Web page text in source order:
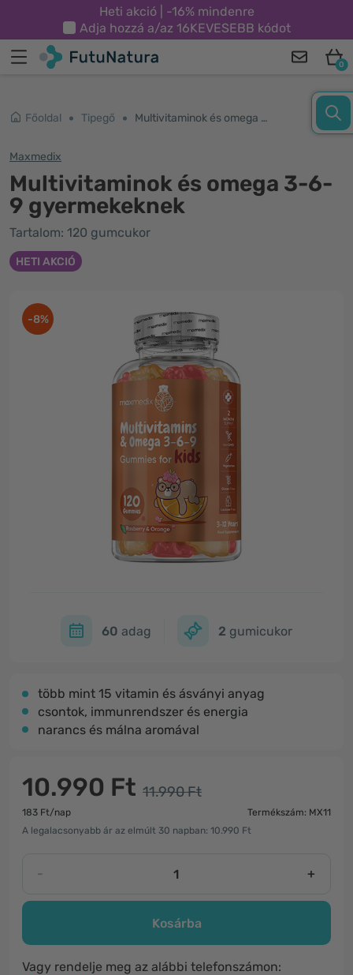
Heti akció | -16% mindenre
Adja hozzá a/az 16KEVESEBB kódot
0
Főoldal Tipegő Multivitaminok és omega 3-6-9 gyermekeknek
Maxmedix
Multivitaminok és omega 3-6-
9 gyermekeknek
Tartalom: 120 gumcukor
HETI AKCIÓ
-8%
60 adag 2 gumicukor
több mint 15 vitamin és ásványi anyag
csontok, immunrendszer és energia
narancs és málna aromával
10.990 Ft 11.990 Ft
183 Ft/nap
Termékszám: MX11
A legalacsonyabb ár az elmúlt 30 napban: 10.990 Ft
- +
Kosárba
Vagy rendelje meg az alábbi telefonszámon: